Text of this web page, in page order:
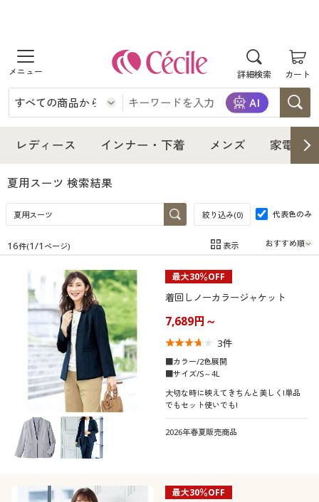
詳細検索 カート
商品を探す
レディース
レディースファッション
女性下着
インナー・下着
インナー・下着通販すべて
女性下着
メンズ下着
ジュニア・ティーンズ下着
メンズ
メンズ通販すべて
メンズファッション
メンズ下着
家電・雑貨
家電・雑貨すべて
家電
キッチン・雑貨・日用品
寝具・インテリア・家具
寝具・インテリア・家具通販すべて
家具・収納
寝具・ベッド
カーテン・ラグ・ファブリック
美容・健康
美容・健康通販すべて
美容・健康・サプリメント
制服・スクール
制服・スクールすべて
制服・学生服
ジュニア・ティーンズ下着
大きいサイズ
大きいサイズ通販すべて
大きいサイズ レディース服
大きいサイズ レディース下着
バーゲン
バーゲンセール
シークレットセール
詳細検索
商品カテゴリ一覧
レディース インナー・下着 メンズ 家電・
夏用スーツ 検索結果
絞り込み(0) 代表色のみ
在庫 在庫のある商品のみ表示
カテゴリ
(4〜4.9)
(3〜3.9)
レディースサ
L LL
4L
130
16件(1/1 ページ) 表示
最大30％OFF
着回しノーカラージャケット
7,689円～
3件
■カラー/2色展開
■サイズ/S～4L
大切な時に映えてきちんと美しく!単品
でもセット使いでも!
2026年春夏販売商品
最大30％OFF